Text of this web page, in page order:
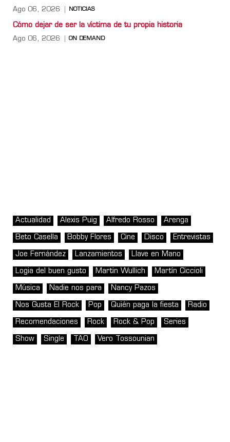
Ago 06, 2026 NOTICIAS
Cómo dejar de ser la víctima de tu propia historia
Ago 06, 2026 ON DEMAND
Actualidad Alexis Puig Alfredo Rosso Arenga
Beto Casella Bobby Flores Cine Disco Entrevistas
Joe Fernández Lanzamientos Llave en Mano
Logia del buen gusto Martin Wullich Martín Ciccioli
Música Nadie nos para Nancy Pazos
Nos Gusta El Rock Pop Quién paga la fiesta Radio
Recomendaciones Rock Rock & Pop Series
Show Single TAO Vero Tossounian